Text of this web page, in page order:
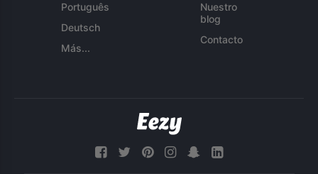
Português
Deutsch
Más...
Nuestro
blog
Contacto